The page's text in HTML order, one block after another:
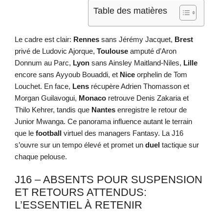
Table des matières
Le cadre est clair: Rennes sans Jérémy Jacquet, Brest
privé de Ludovic Ajorque, Toulouse amputé d’Aron
Donnum au Parc, Lyon sans Ainsley Maitland-Niles, Lille
encore sans Ayyoub Bouaddi, et Nice orphelin de Tom
Louchet. En face, Lens récupère Adrien Thomasson et
Morgan Guilavogui, Monaco retrouve Denis Zakaria et
Thilo Kehrer, tandis que Nantes enregistre le retour de
Junior Mwanga. Ce panorama influence autant le terrain
que le football virtuel des managers Fantasy. La J16
s’ouvre sur un tempo élevé et promet un duel tactique sur
chaque pelouse.
J16 – ABSENTS POUR SUSPENSION
ET RETOURS ATTENDUS:
L’ESSENTIEL À RETENIR